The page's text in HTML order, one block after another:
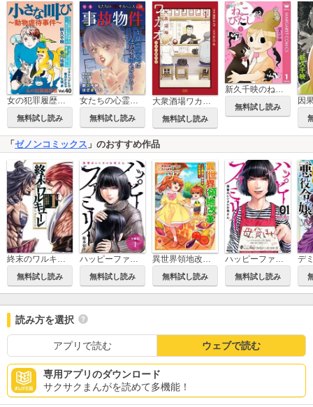
女の犯罪履歴書Vol.40～小さな叫びー動物虐待事件ー～
無料試し読み
女たちの心霊サスペンスVol.18～事故物件ー幽霊団地は住人を求めているー～
無料試し読み 無料試し読み
無料試し読み
「ゼノンコミックス 」のおすすめ作品
終末のワルキューレ
無料試し読み
ハッピーファミリー 復讐のレンタルお母さん 分冊版
無料試し読み
異世界領地改革～土魔法で始める公共事業～
無料試し読み
ハッピーファミリー 復讐のレンタルお母さん
無料試し読み
読み方を選択
アプリで読む ウェブで読む
専用アプリのダウンロード
サクサクまんがを読めて多機能！